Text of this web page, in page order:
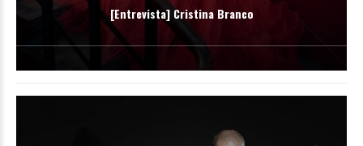
[Entrevista] Cristina Branco